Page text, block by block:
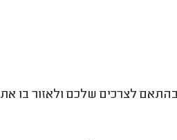
לצרכים שלכם ולאזור בו